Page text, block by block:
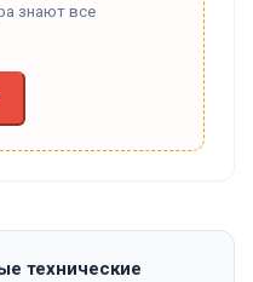
знают все
технические